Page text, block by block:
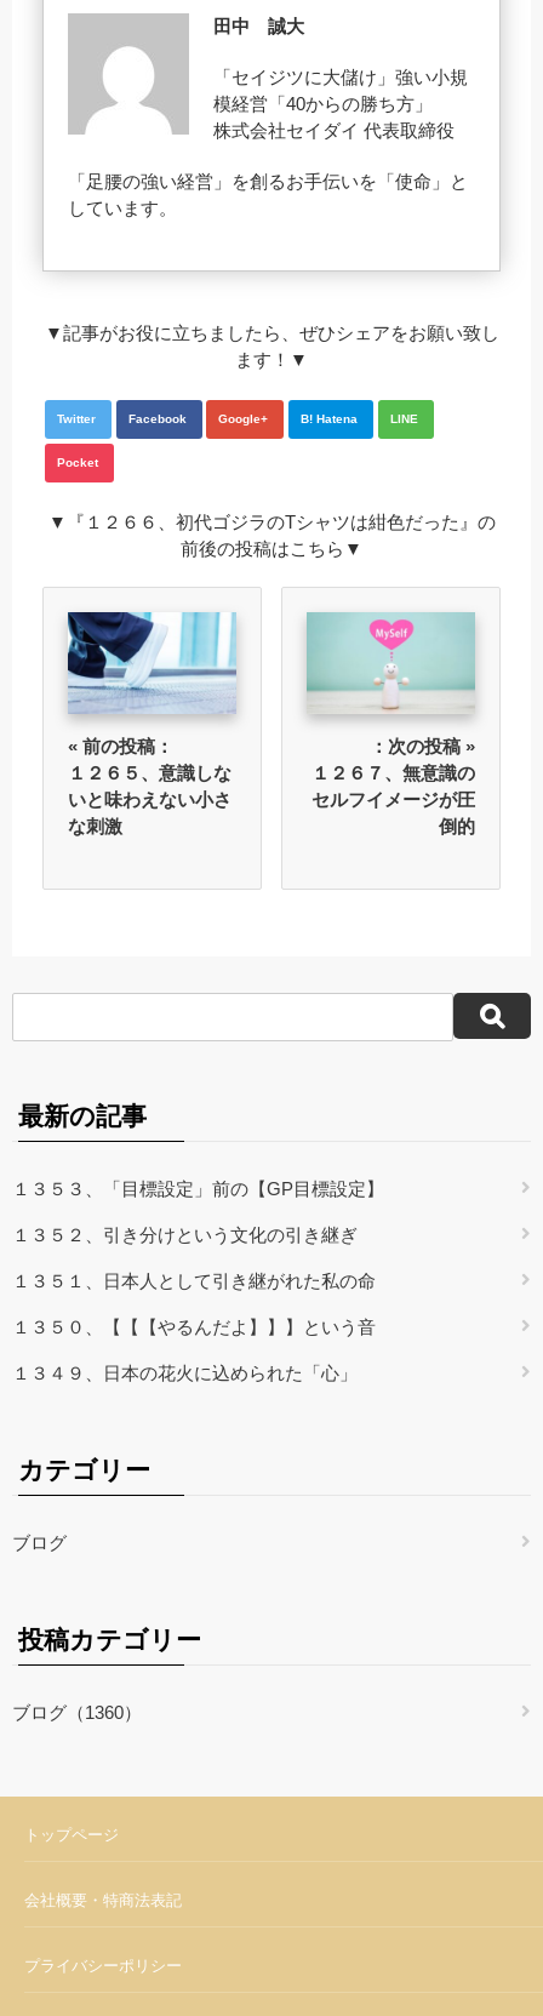
田中 誠大
「セイジツに大儲け」強い小規
模経営「40からの勝ち方」
株式会社セイダイ 代表取締役
「足腰の強い経営」を創るお手伝いを「使命」と
しています。
▼記事がお役に立ちましたら、ぜひシェアをお願い致し
ます！▼
Twitter Facebook Google+ B! Hatena LINE
Pocket
▼『１２６６、初代ゴジラのTシャツは紺色だった』の
前後の投稿はこちら▼
« 前の投稿：
１２６５、意識しな
いと味わえない小さ
な刺激
：次の投稿 »
１２６７、無意識の
セルフイメージが圧
倒的
最新の記事
１３５３、「目標設定」前の【GP目標設定】
１３５２、引き分けという文化の引き継ぎ
１３５１、日本人として引き継がれた私の命
１３５０、【【【やるんだよ】】】という音
１３４９、日本の花火に込められた「心」
カテゴリー
ブログ
投稿カテゴリー
ブログ（1360）
トップページ
会社概要・特商法表記
プライバシーポリシー